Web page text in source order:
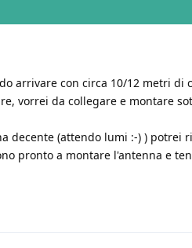
arrivare con circa 10/12 metri di
vorrei da collegare e montare
decente (attendo lumi :-) ) potrei
pronto a montare l'antenna e